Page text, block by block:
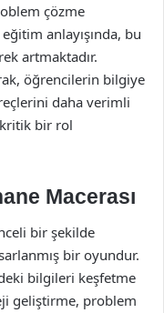
çözme
anlayışında, bu
artmaktadır.
öğrencilerin bilgiye
daha verimli
bir rol
Macerası
bir şekilde
bir oyundur.
bilgileri keşfetme
geliştirme, problem